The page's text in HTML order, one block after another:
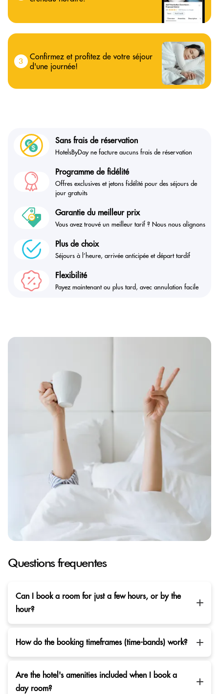
3
Confirmez et profitez de votre séjour
d'une journée!
Sans frais de réservation
HotelsByDay ne facture aucuns frais de réservation
Programme de fidélité
Offres exclusives et jetons fidélité pour des séjours de
jour gratuits
Garantie du meilleur prix
Vous avez trouvé un meilleur tarif ? Nous nous alignons
Plus de choix
Séjours à l’heure, arrivée anticipée et départ tardif
Flexibilité
Payez maintenant ou plus tard, avec annulation facile
Questions frequentes
Can I book a room for just a few hours, or by the
hour?
How do the booking timeframes (time-bands) work?
Are the hotel's amenities included when I book a
day room?